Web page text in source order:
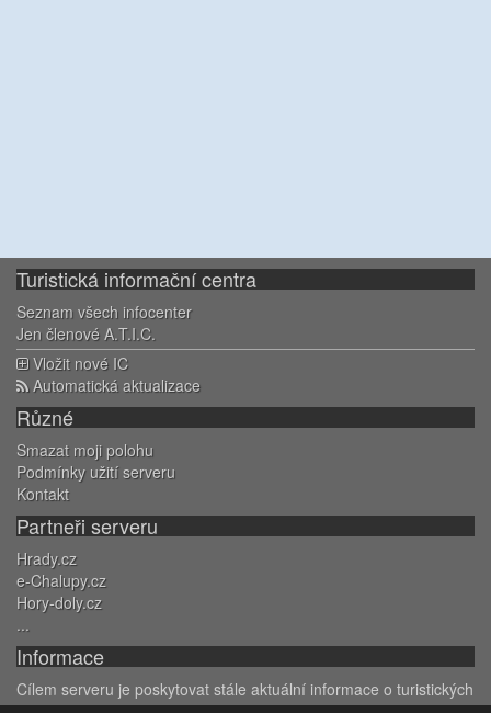
Turistická informační centra
Seznam všech infocenter
Jen členové A.T.I.C.
Vložit nové IC
Automatická aktualizace
Různé
Smazat moji polohu
Podmínky užití serveru
Kontakt
Partneři serveru
Hrady.cz
e-Chalupy.cz
Hory-doly.cz
...
Informace
Cílem serveru je poskytovat stále aktuální informace o turistických